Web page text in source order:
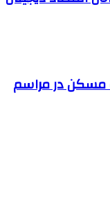
مسکن در مراسم